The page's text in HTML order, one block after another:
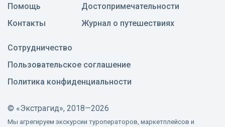
Помощь
Контакты
Достопримечательности
Журнал о путешествиях
Сотрудничество
Пользовательское соглашение
Политика конфиденциальности
© «Экстрагид», 2018—2026
Мы агрегируем экскурсии туроператоров, маркетплейсов и